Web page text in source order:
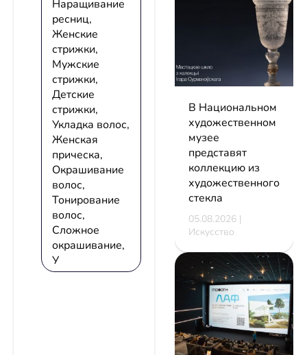
Наращивание
ресниц,
Женские
стрижки,
Мужские
стрижки,
Детские
стрижки,
Укладка волос,
Женская
прическа,
Окрашивание
волос,
Тонирование
волос,
Сложное
окрашивание,
У
В Национальном
художественном
музее
представят
коллекцию из
художественного
стекла
05.08.2026 |
Искусство